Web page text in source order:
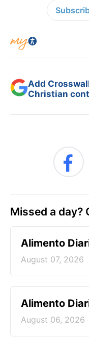
Add
Christian
Missed a day?
Alimento
August 07, 2026
Alimento
August 06, 2026